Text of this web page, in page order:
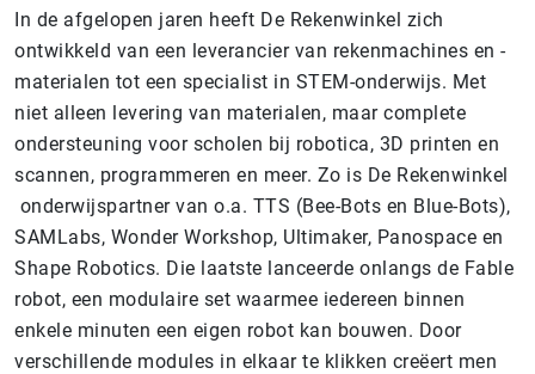
In de afgelopen jaren heeft De Rekenwinkel zich
ontwikkeld van een leverancier van rekenmachines en -
materialen tot een specialist in STEM-onderwijs. Met
niet alleen levering van materialen, maar complete
ondersteuning voor scholen bij robotica, 3D printen en
scannen, programmeren en meer. Zo is De Rekenwinkel
onderwijspartner van o.a. TTS (Bee-Bots en Blue-Bots),
SAMLabs, Wonder Workshop, Ultimaker, Panospace en
Shape Robotics. Die laatste lanceerde onlangs de Fable
robot, een modulaire set waarmee iedereen binnen
enkele minuten een eigen robot kan bouwen. Door
verschillende modules in elkaar te klikken creëert men